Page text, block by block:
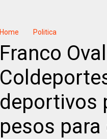
Home Politica
Franco
deportivos
pesos para